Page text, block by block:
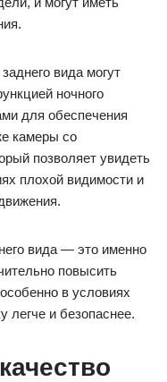
вида могут
ночного
для обеспечения
камеры со
позволяет увидеть
плохой видимости и
вида — это именно
повысить
в условиях
легче и безопаснее.